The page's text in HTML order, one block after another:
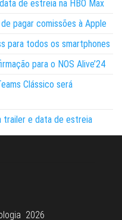
de estreia na HBO Max
pagar comissões à Apple
para todos os smartphones
para o NOS Alive’24
Clássico será
trailer e data de estreia
2026